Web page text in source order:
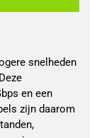
snelheden
en een
zijn daarom